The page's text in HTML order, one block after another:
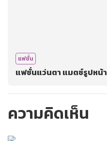
แฟชั่น
แฟชั่นแว่นตา แมตช์รูปหน้า
ความคิดเห็น